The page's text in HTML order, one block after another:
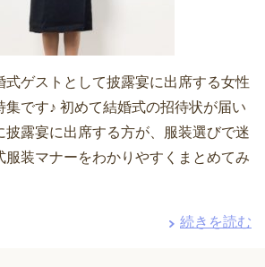
式ゲストとして披露宴に出席する女性
集です♪ 初めて結婚式の招待状が届い
披露宴に出席する方が、服装選びで迷
服装マナーをわかりやすくまとめてみ
続きを読む